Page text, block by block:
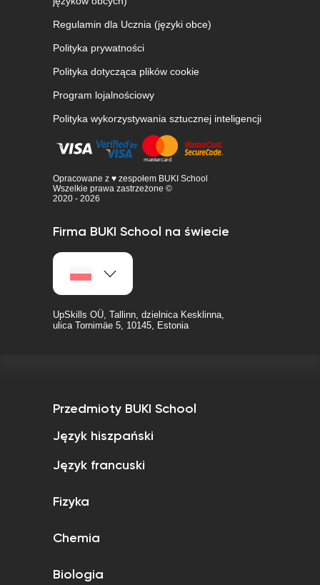
Regulamin dla Ucznia (języki obce)
Polityka prywatności
Polityka dotycząca plików cookie
Program lojalnościowy
Polityka wykorzystywania sztucznej inteligencji
Opracowane z ♥ zespołem BUKI School
Wszelkie prawa zastrzeżone ©
2020 - 2026
Firma BUKI School na świecie
UpSkills OÜ, Tallinn, dzielnica Kesklinna,
ulica Tornimäe 5, 10145, Estonia
Przedmioty BUKI School
Język hiszpański
Język francuski
Fizyka
Chemia
Biologia